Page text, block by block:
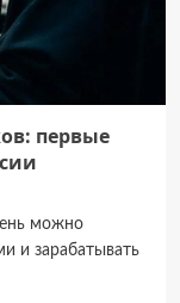
первые
можно
и зарабатывать